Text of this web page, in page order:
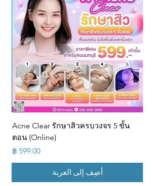
Acne Clear รักษาสิวครบวงจร 5 ขั้น
ตอน (Online)
السعر
أضِف إلى العربة